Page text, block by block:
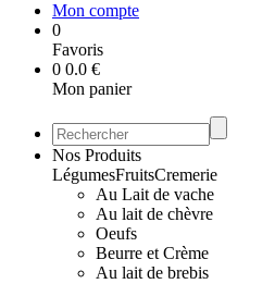
Mon compte
0
Favoris
0 0.0 €
Mon panier
Nos Produits
LégumesFruitsCremerie
Au Lait de vache
Au lait de chèvre
Oeufs
Beurre et Crème
Au lait de brebis